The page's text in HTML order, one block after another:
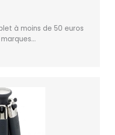
à moins de 50 euros